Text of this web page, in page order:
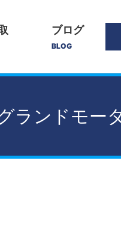
ブログ
BLOG
ランドモー